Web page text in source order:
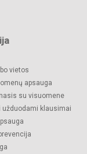
vietos
apsauga
su visuomene
užduodami klausimai